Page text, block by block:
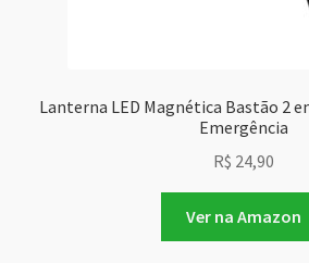
Lanterna LED Magnética Bastão 2
Emergência
R$ 24,90
Ver na Amazon